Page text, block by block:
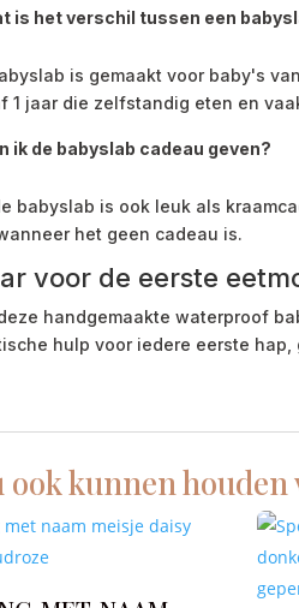
is het verschil tussen een
is gemaakt voor baby's
1 jaar die zelfstandig eten en
ik de babyslab cadeau geven?
babyslab is ook leuk als
het geen cadeau is.
voor de eerste
handgemaakte waterproof
hulp voor iedere eerste hap,
ook kunnen